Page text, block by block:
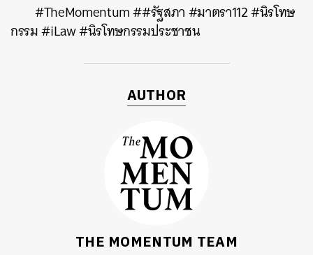
#TheMomentum ##รัฐสภา #มาตรา112 #นิรโทษ
กรรม #iLaw #นิรโทษกรรมประชาชน
AUTHOR
THE MOMENTUM TEAM